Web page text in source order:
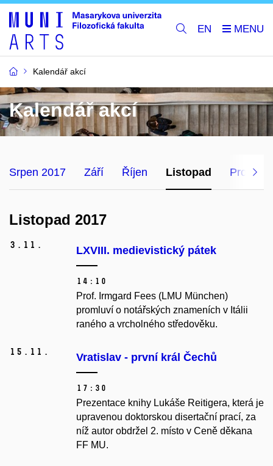
EN
Kalendář akcí
Kalendář akcí
Srpen 2017 Září Říjen Listopad Prosinec
Listopad 2017
3. 11. LXVIII. medievistický pátek
14:10
Prof. Irmgard Fees (LMU München)
promluví o notářských znameních v Itálii
raného a vrcholného středověku.
15. 11. Vratislav - první král Čechů
17:30
Prezentace knihy Lukáše Reitigera, která je
upravenou doktorskou disertační prací, za
níž autor obdržel 2. místo v Ceně děkana
FF MU.